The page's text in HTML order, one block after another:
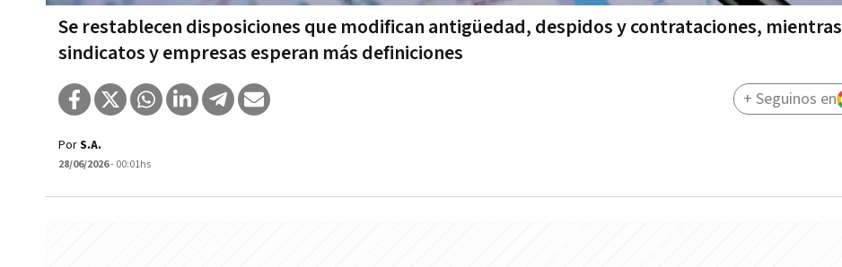
Se restablecen disposiciones que modifican antigüedad, despidos y contrataciones, mientras
sindicatos y empresas esperan más definiciones
PorS.A.
28/06/2026- 00:01hs
+ Seguinos en